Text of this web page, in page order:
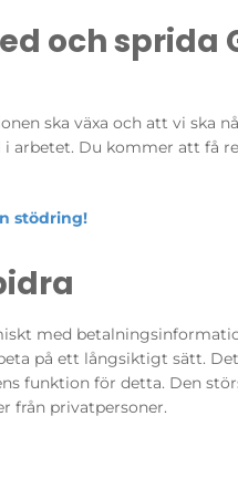
och sprida
ska växa och att vi ska
arbetet. Du kommer att få
stödring!
med
på ett långsiktigt sätt.
funktion för detta. Den
från privatpersoner.